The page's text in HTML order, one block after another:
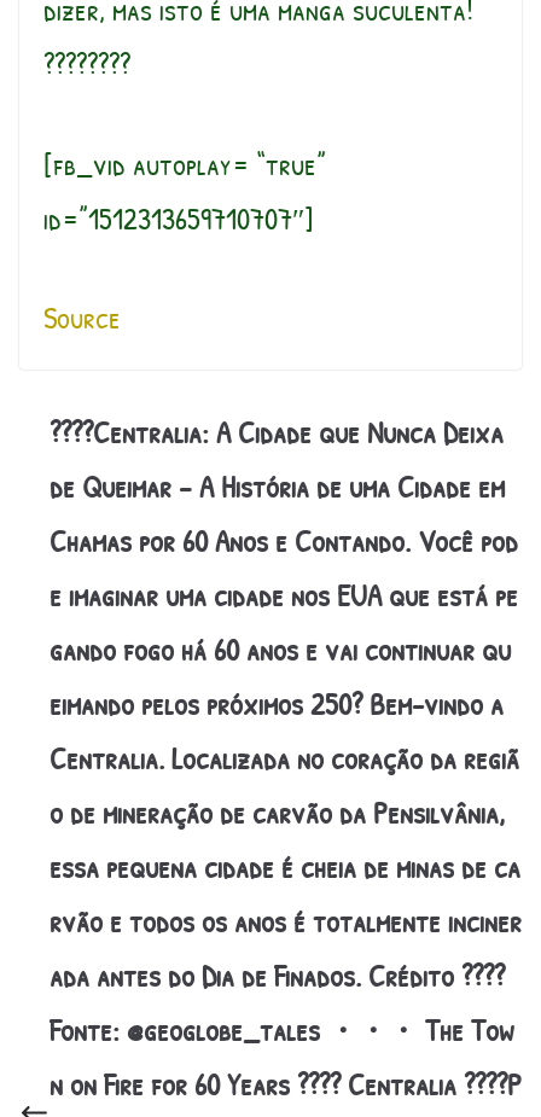
dizer, mas isto é uma manga suculenta!
????????
[fb_vid autoplay= “true”
id=”1512313659710707″]
Source
????Centralia: A Cidade que Nunca Deixa
de Queimar – A História de uma Cidade em
Chamas por 60 Anos e Contando. Você pod
e imaginar uma cidade nos EUA que está pe
gando fogo há 60 anos e vai continuar qu
eimando pelos próximos 250? Bem-vindo a
Centralia. Localizada no coração da regiã
o de mineração de carvão da Pensilvânia,
essa pequena cidade é cheia de minas de ca
rvão e todos os anos é totalmente inciner
ada antes do Dia de Finados. Crédito ????
Fonte: @geoglobe_tales ・・・ The Tow
n on Fire for 60 Years ???? Centralia ????P